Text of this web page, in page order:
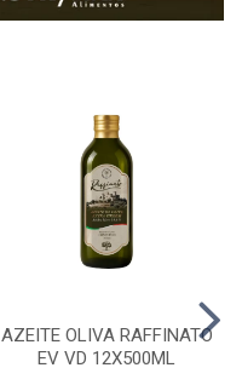
AZEITE OLIVA RAFFINATO
EV VD 12X500ML